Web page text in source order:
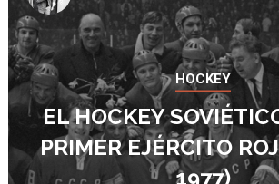
HOCKEY
EL HOCKEY
PRIMER EJÉRCITO
1977)